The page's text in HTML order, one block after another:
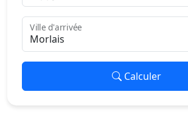
Ville d'arrivée
Calculer